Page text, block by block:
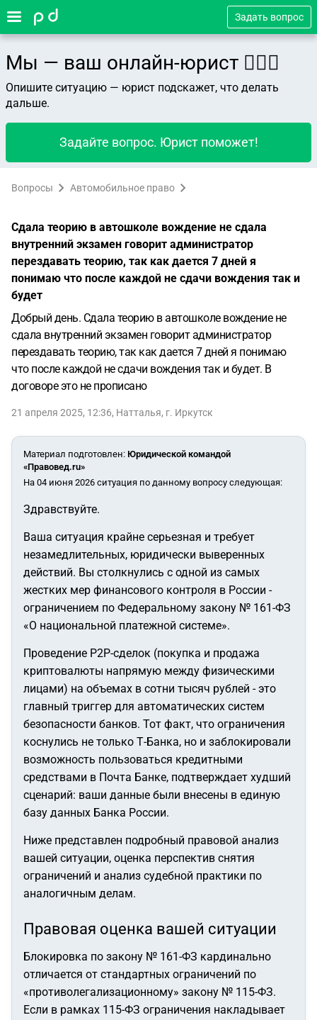
Задать вопрос
Мы — ваш онлайн-юрист 👨🏻‍⚖️
Опишите ситуацию — юрист подскажет, что делать
дальше.
Задайте вопрос. Юрист поможет!
Вопросы Автомобильное право
Сдала теорию в автошколе вождение не сдала
внутренний экзамен говорит администратор
перездавать теорию, так как дается 7 дней я
понимаю что после каждой не сдачи вождения так и
будет
Добрый день. Сдала теорию в автошколе вождение не
сдала внутренний экзамен говорит администратор
перездавать теорию, так как дается 7 дней я понимаю
что после каждой не сдачи вождения так и будет. В
договоре это не прописано
21 апреля 2025, 12:36, Натталья, г. Иркутск
Материал подготовлен: Юридической командой
«Правовед.ru»
На 04 июня 2026 ситуация по данному вопросу следующая:
Здравствуйте.
Ваша ситуация крайне серьезная и требует
незамедлительных, юридически выверенных
действий. Вы столкнулись с одной из самых
жестких мер финансового контроля в России -
ограничением по Федеральному закону № 161-ФЗ
«О национальной платежной системе».
Проведение P2P-сделок (покупка и продажа
криптовалюты напрямую между физическими
лицами) на объемах в сотни тысяч рублей - это
главный триггер для автоматических систем
безопасности банков. Тот факт, что ограничения
коснулись не только Т-Банка, но и заблокировали
возможность пользоваться кредитными
средствами в Почта Банке, подтверждает худший
сценарий: ваши данные были внесены в единую
базу данных Банка России.
Ниже представлен подробный правовой анализ
вашей ситуации, оценка перспектив снятия
ограничений и анализ судебной практики по
аналогичным делам.
Правовая оценка вашей ситуации
Блокировка по закону № 161-ФЗ кардинально
отличается от стандартных ограничений по
«противолегализационному» закону № 115-ФЗ.
Если в рамках 115-ФЗ ограничения накладывает